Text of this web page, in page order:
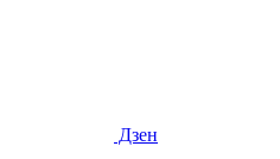
Дзен